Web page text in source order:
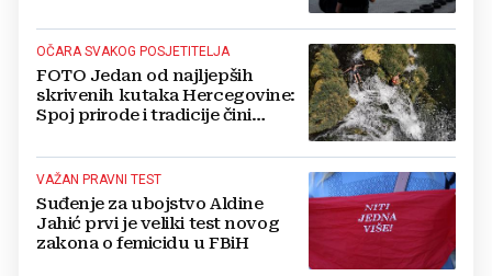
OČARA SVAKOG POSJETITELJA
FOTO Jedan od najljepših
skrivenih kutaka Hercegovine:
Spoj prirode i tradicije čini
destinacijom
VAŽAN PRAVNI TEST
Suđenje za ubojstvo Aldine
Jahić prvi je veliki test novog
zakona o femicidu u FBiH